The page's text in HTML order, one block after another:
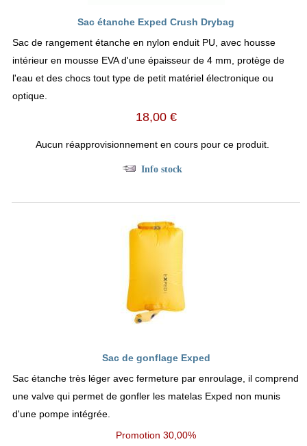
Sac étanche Exped Crush Drybag
Sac de rangement étanche en nylon enduit PU, avec housse
intérieur en mousse EVA d'une épaisseur de 4 mm, protège de
l'eau et des chocs tout type de petit matériel électronique ou
optique.
18,00 €
Aucun réapprovisionnement en cours pour ce produit.
Info stock
Sac de gonflage Exped
Sac étanche très léger avec fermeture par enroulage, il comprend
une valve qui permet de gonfler les matelas Exped non munis
d'une pompe intégrée.
Promotion 30,00%